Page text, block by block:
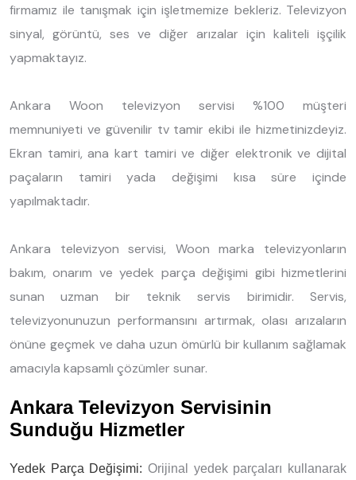
firmamız ile tanışmak için işletmemize bekleriz. Televizyon
sinyal, görüntü, ses ve diğer arızalar için kaliteli işçilik
yapmaktayız.
Ankara Woon televizyon servisi %100 müşteri
memnuniyeti ve güvenilir tv tamir ekibi ile hizmetinizdeyiz.
Ekran tamiri, ana kart tamiri ve diğer elektronik ve dijital
paçaların tamiri yada değişimi kısa süre içinde
yapılmaktadır.
Ankara televizyon servisi, Woon marka televizyonların
bakım, onarım ve yedek parça değişimi gibi hizmetlerini
sunan uzman bir teknik servis birimidir. Servis,
televizyonunuzun performansını artırmak, olası arızaların
önüne geçmek ve daha uzun ömürlü bir kullanım sağlamak
amacıyla kapsamlı çözümler sunar.
Ankara Televizyon Servisinin
Sunduğu Hizmetler
Yedek Parça Değişimi: Orijinal yedek parçaları kullanarak